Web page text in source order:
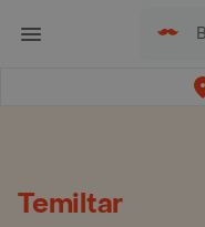
Temiltar